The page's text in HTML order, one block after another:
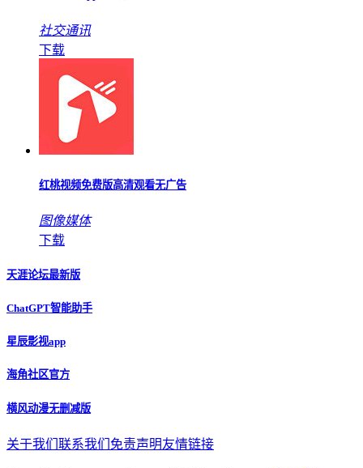
社交通讯
下载
红桃视频免费版高清观看无广告
图像媒体
下载
天涯论坛最新版
ChatGPT智能助手
星辰影视app
海角社区官方
横风动漫无删减版
关于我们 联系我们 免责声明友情链接